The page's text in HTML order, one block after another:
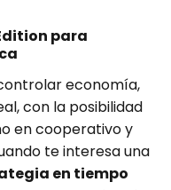
para
economía,
con la posibilidad
en cooperativo y
te interesa una
en tiempo